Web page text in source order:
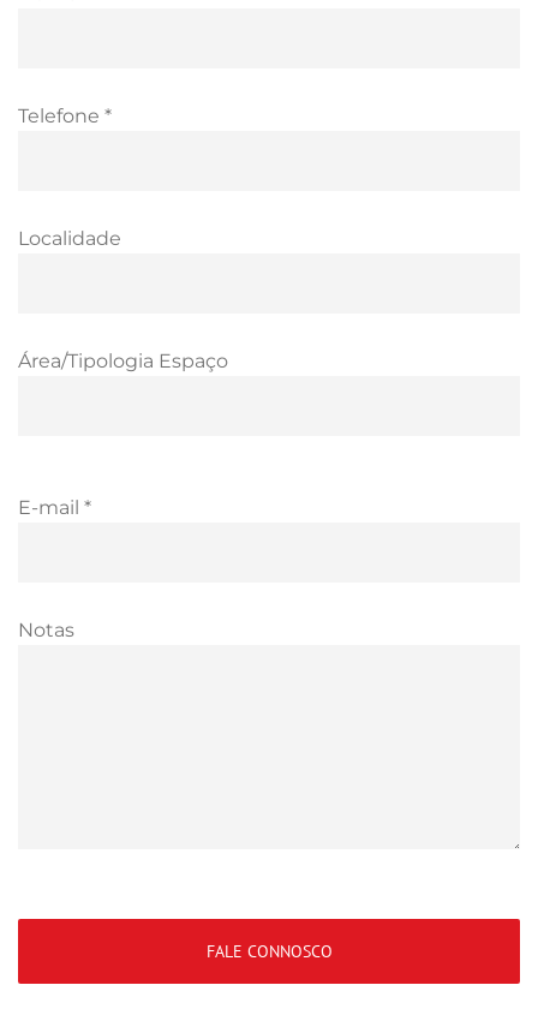
Telefone *
Localidade
Área/Tipologia Espaço
E-mail *
Notas